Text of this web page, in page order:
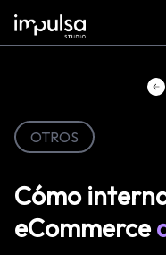
OTROS
Cómo
eCommerce